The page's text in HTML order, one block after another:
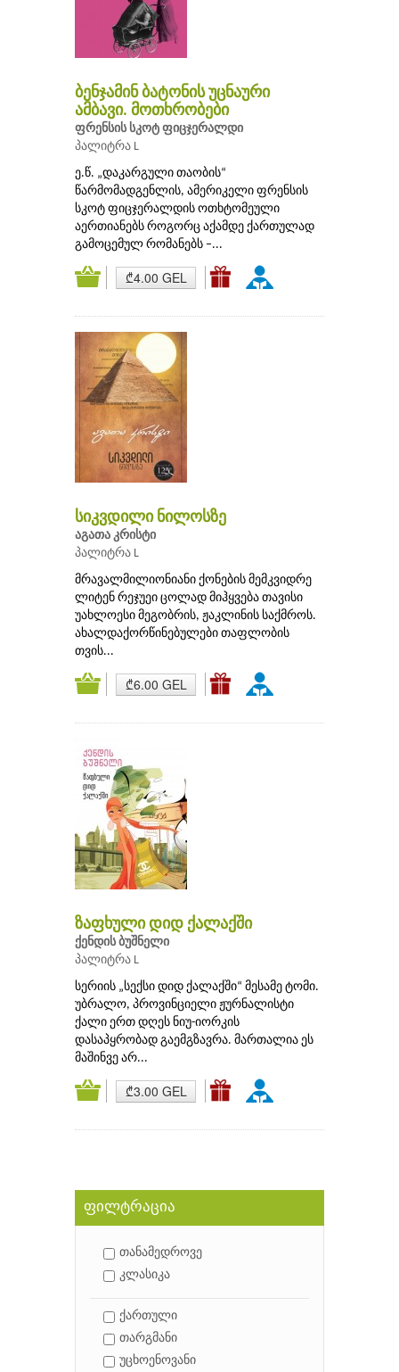
ბენჯამინ ბატონის უცნაური
ამბავი. მოთხრობები
ფრენსის სკოტ ფიცჯერალდი
პალიტრა L
ე.წ. „დაკარგული თაობის“
წარმომადგენლის, ამერიკელი ფრენსის
სკოტ ფიცჯერალდის ოთხტომეული
აერთიანებს როგორც აქამდე ქართულად
გამოცემულ რომანებს –...
₾4.00 GEL
სიკვდილი ნილოსზე
აგათა კრისტი
პალიტრა L
მრავალმილიონიანი ქონების მემკვიდრე
ლიტენ რეჯუეი ცოლად მიჰყვება თავისი
უახლოესი მეგობრის, ჟაკლინის საქმროს.
ახალდაქორწინებულები თაფლობის
თვის...
₾6.00 GEL
ზაფხული დიდ ქალაქში
ქენდის ბუშნელი
პალიტრა L
სერიის „სექსი დიდ ქალაქში“ მესამე ტომი.
უბრალო, პროვინციელი ჟურნალისტი
ქალი ერთ დღეს ნიუ-იორკის
დასაპყრობად გაემგზავრა. მართალია ეს
მაშინვე არ...
₾3.00 GEL
ფილტრაცია
თანამედროვე
კლასიკა
ქართული
თარგმანი
უცხოენოვანი